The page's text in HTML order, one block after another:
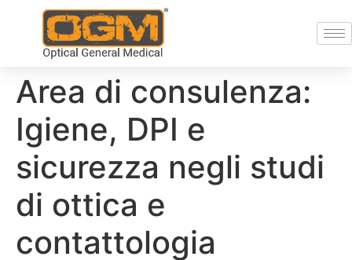
Area di consulenza:
Igiene, DPI e
sicurezza negli studi
di ottica e
contattologia